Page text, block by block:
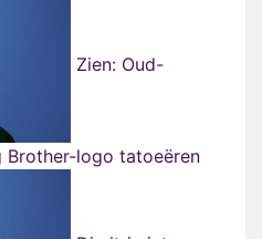
Zien: Oud-
Brother-logo tatoeëren